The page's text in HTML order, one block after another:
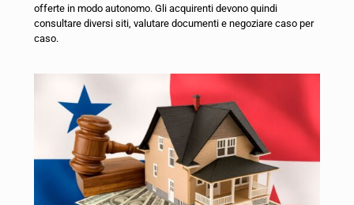
offerte in modo autonomo. Gli acquirenti devono quindi
consultare diversi siti, valutare documenti e negoziare caso per
caso.